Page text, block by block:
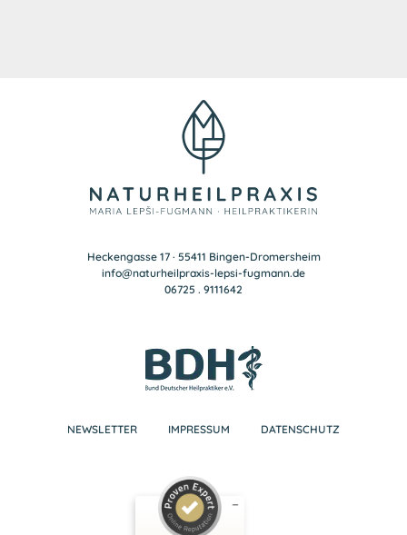
Heckengasse 17 · 55411 Bingen-Dromersheim
info@naturheilpraxis-lepsi-fugmann.de
06725 . 9111642
NEWSLETTER IMPRESSUM DATENSCHUTZ